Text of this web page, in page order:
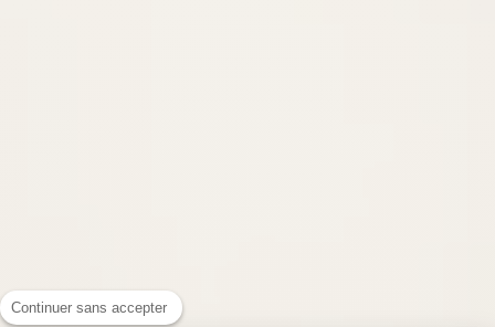
Continuer sans accepter